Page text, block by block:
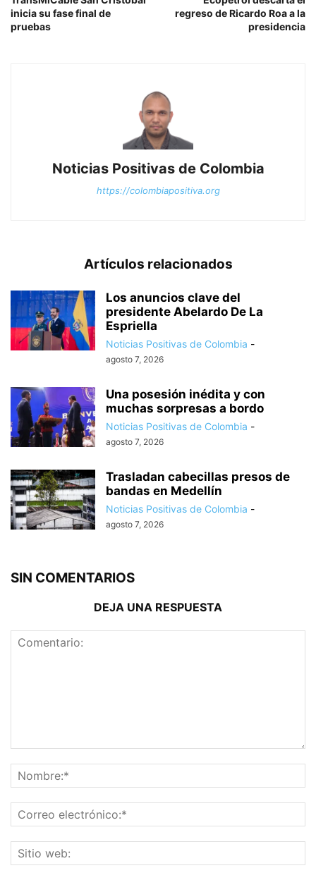
inicia su fase final de
pruebas
regreso de Ricardo Roa a la
presidencia
Noticias Positivas de Colombia
https://colombiapositiva.org
Artículos relacionados
Los anuncios clave del
presidente Abelardo De La
Espriella
Noticias Positivas de Colombia -
agosto 7, 2026
Una posesión inédita y con
muchas sorpresas a bordo
Noticias Positivas de Colombia -
agosto 7, 2026
Trasladan cabecillas presos de
bandas en Medellín
Noticias Positivas de Colombia -
agosto 7, 2026
SIN COMENTARIOS
DEJA UNA RESPUESTA